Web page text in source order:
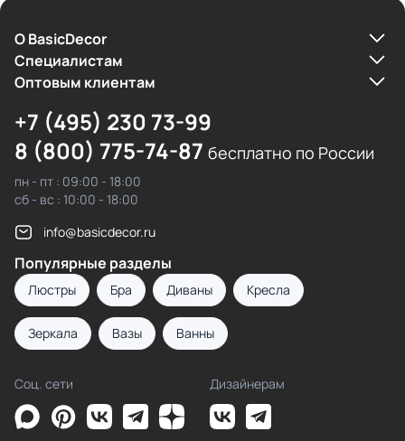
О BasicDecor
Cпециалистам
Оптовым клиентам
+7 (495) 230 73-99
8 (800) 775-74-87 бесплатно по России
пн - пт : 09:00 - 18:00
сб - вс : 10:00 - 18:00
info@basicdecor.ru
Популярные разделы
Люстры Бра Диваны Кресла
Зеркала Вазы Ванны
Соц. сети Дизайнерам